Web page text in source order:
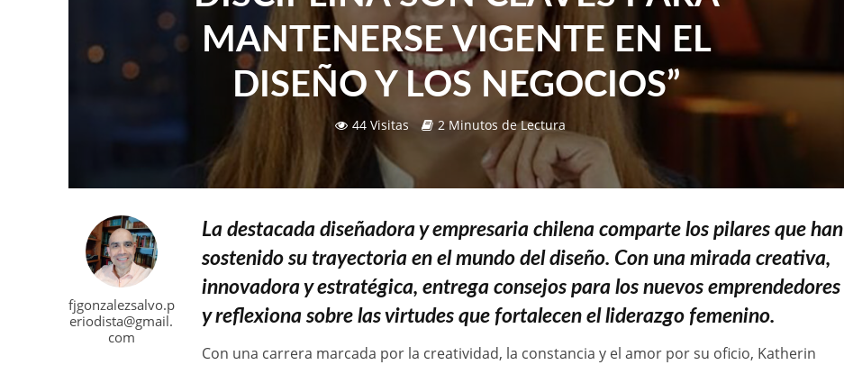
MANTENERSE VIGENTE EN EL
DISEÑO Y LOS NEGOCIOS”
44 Visitas 2 Minutos de Lectura
fjgonzalezsalvo.p
eriodista@gmail.
com
La destacada diseñadora y empresaria chilena comparte los pilares que han
sostenido su trayectoria en el mundo del diseño. Con una mirada creativa,
innovadora y estratégica, entrega consejos para los nuevos emprendedores
y reflexiona sobre las virtudes que fortalecen el liderazgo femenino.
Con una carrera marcada por la creatividad, la constancia y el amor por su oficio, Katherin